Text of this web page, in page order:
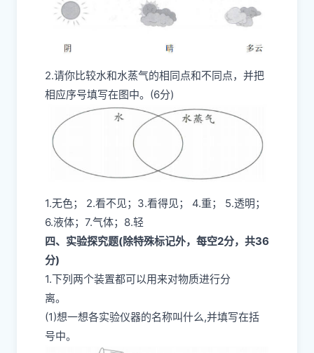
2.请你比较水和水蒸气的相同点和不同点，并把
相应序号填写在图中。(6分)
1.无色； 2.看不见；3.看得见； 4.重； 5.透明；
6.液体；7.气体；8.轻
四、实验探究题(除特殊标记外，每空2分，共36
分)
1.下列两个装置都可以用来对物质进行分
离。
(1)想一想各实验仪器的名称叫什么,并填写在括
号中。